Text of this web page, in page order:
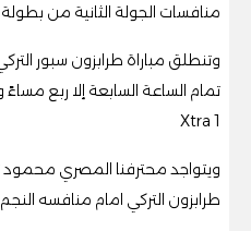
منافسات الجولة الثانية من بطولة
وتنطلق مباراة طرابزون سبور
Xtra 1
ويتواجد محترفنا المصري محمود
طرابزون التركي امام منافسه النجم